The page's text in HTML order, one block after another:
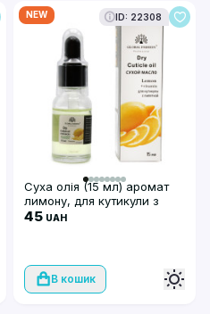
NEW ID: 22308
Суха олія (15 мл) аромат
лимону, для кутикули з
піпеткою, Global Fashion
45 UAH
В кошик